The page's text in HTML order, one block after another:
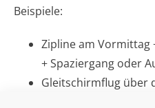
Beispiele:
Zipline am Vormittag
+ Spaziergang oder
Gleitschirmflug über